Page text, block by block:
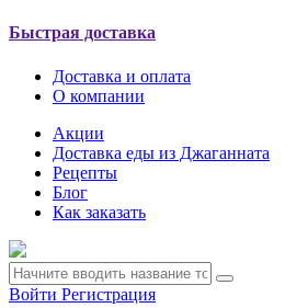
Быстрая доставка
Доставка и оплата
О компании
Акции
Доставка еды из Джаганната
Рецепты
Блог
Как заказать
Войти Регистрация